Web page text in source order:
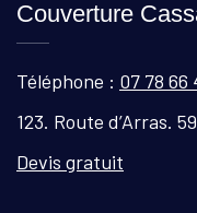
Couverture
Téléphone : 07 78 66
123. Route d’Arras.
Devis gratuit